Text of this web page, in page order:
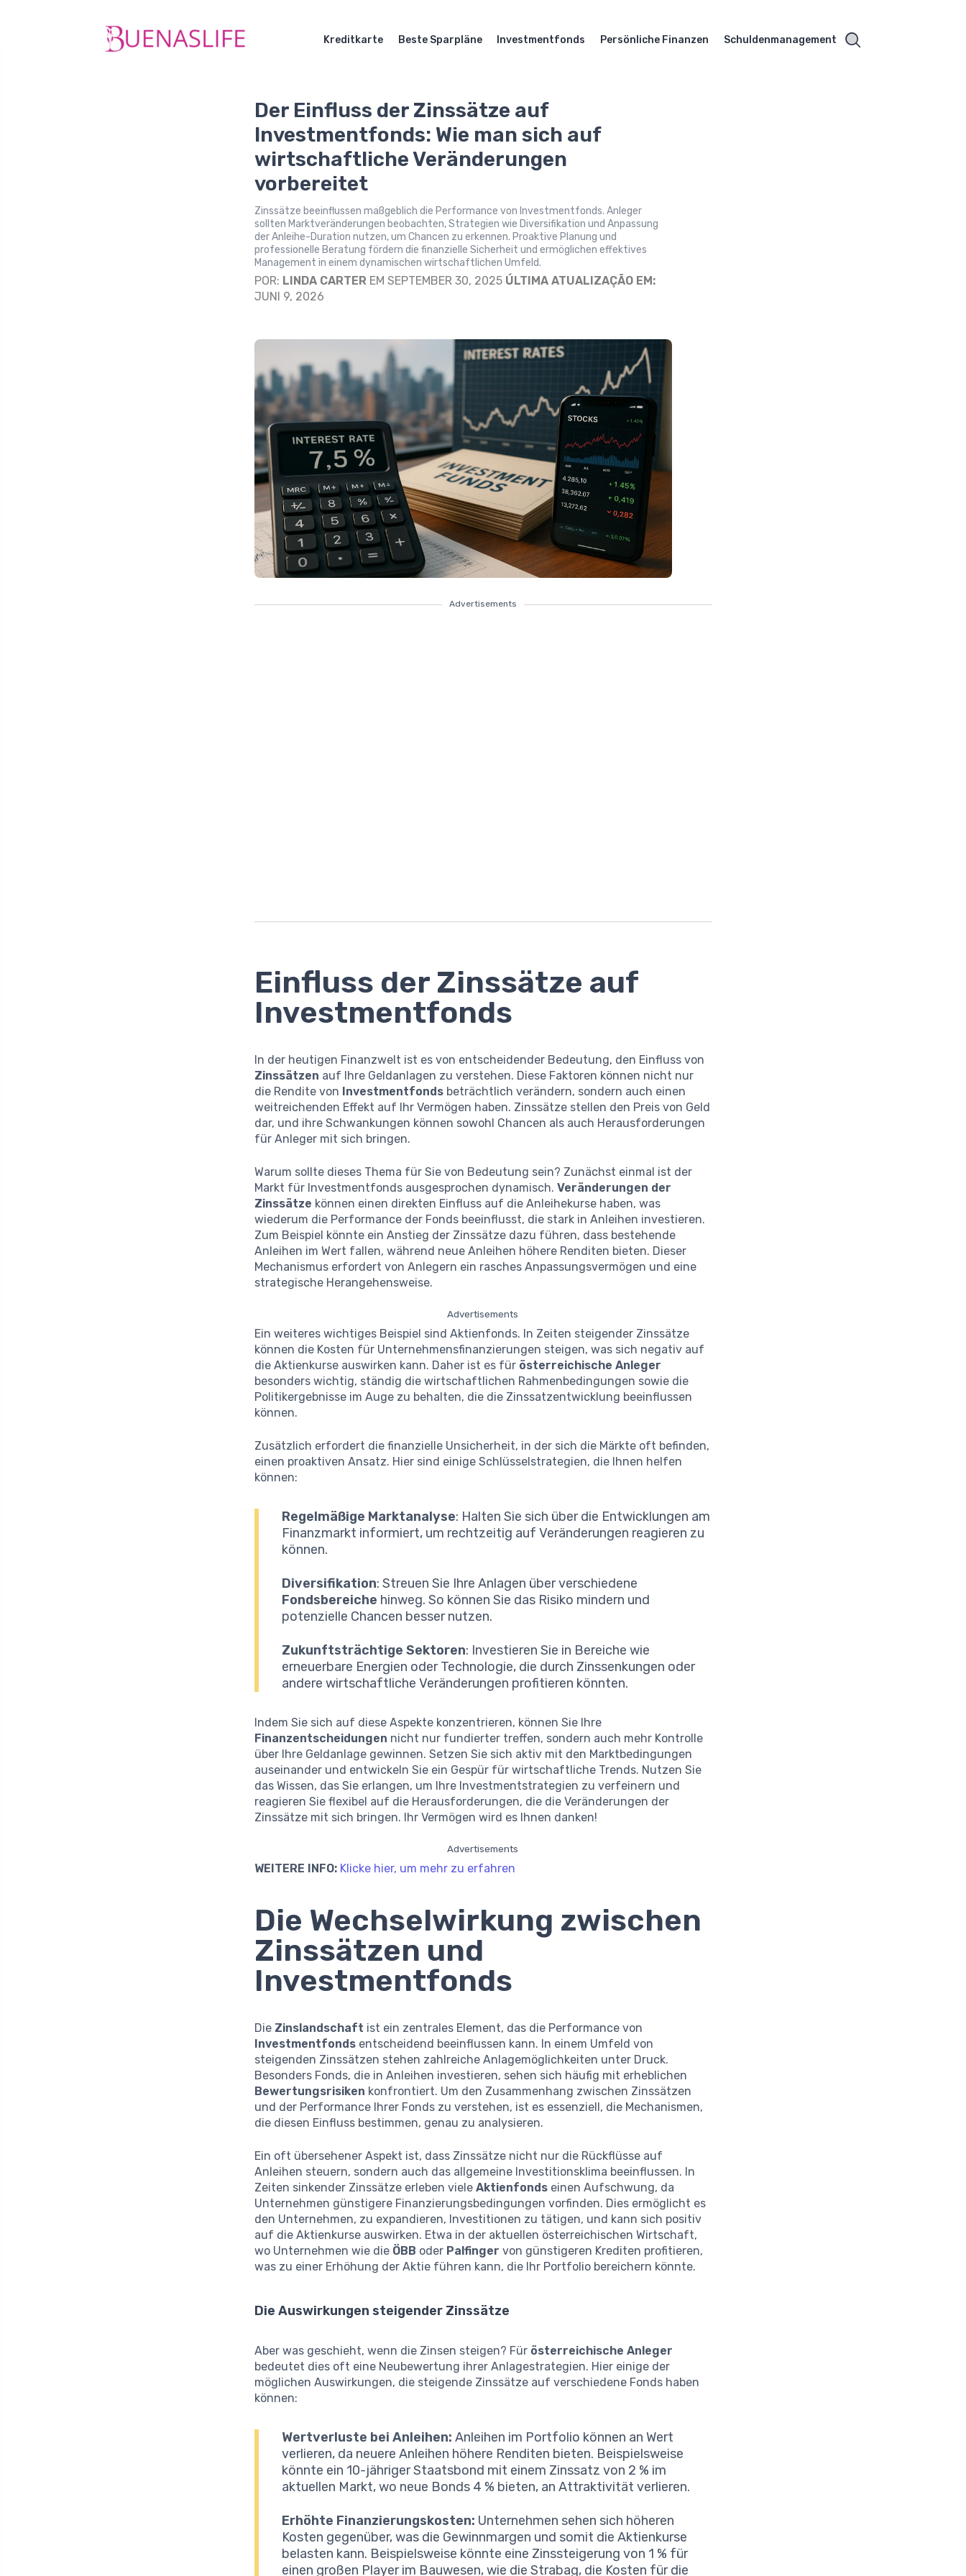
Kreditkarte Beste Sparpläne Investmentfonds Persönliche Finanzen Schuldenmanagement
Der Einfluss der Zinssätze auf
Investmentfonds: Wie man sich auf
wirtschaftliche Veränderungen
vorbereitet
Zinssätze beeinflussen maßgeblich die Performance von Investmentfonds. Anleger
sollten Marktveränderungen beobachten, Strategien wie Diversifikation und Anpassung
der Anleihe-Duration nutzen, um Chancen zu erkennen. Proaktive Planung und
professionelle Beratung fördern die finanzielle Sicherheit und ermöglichen effektives
Management in einem dynamischen wirtschaftlichen Umfeld.
POR: LINDA CARTER EM SEPTEMBER 30, 2025 ÚLTIMA ATUALIZAÇÃO EM:
JUNI 9, 2026
Advertisements
Einfluss der Zinssätze auf
Investmentfonds
In der heutigen Finanzwelt ist es von entscheidender Bedeutung, den Einfluss von
Zinssätzen auf Ihre Geldanlagen zu verstehen. Diese Faktoren können nicht nur
die Rendite von Investmentfonds beträchtlich verändern, sondern auch einen
weitreichenden Effekt auf Ihr Vermögen haben. Zinssätze stellen den Preis von Geld
dar, und ihre Schwankungen können sowohl Chancen als auch Herausforderungen
für Anleger mit sich bringen.
Warum sollte dieses Thema für Sie von Bedeutung sein? Zunächst einmal ist der
Markt für Investmentfonds ausgesprochen dynamisch.Veränderungen der
Zinssätze können einen direkten Einfluss auf die Anleihekurse haben, was
wiederum die Performance der Fonds beeinflusst, die stark in Anleihen investieren.
Zum Beispiel könnte ein Anstieg der Zinssätze dazu führen, dass bestehende
Anleihen im Wert fallen, während neue Anleihen höhere Renditen bieten. Dieser
Mechanismus erfordert von Anlegern ein rasches Anpassungsvermögen und eine
strategische Herangehensweise.
Advertisements
Ein weiteres wichtiges Beispiel sind Aktienfonds. In Zeiten steigender Zinssätze
können die Kosten für Unternehmensfinanzierungen steigen, was sich negativ auf
die Aktienkurse auswirken kann. Daher ist es für österreichische Anleger
besonders wichtig, ständig die wirtschaftlichen Rahmenbedingungen sowie die
Politikergebnisse im Auge zu behalten, die die Zinssatzentwicklung beeinflussen
können.
Zusätzlich erfordert die finanzielle Unsicherheit, in der sich die Märkte oft befinden,
einen proaktiven Ansatz. Hier sind einige Schlüsselstrategien, die Ihnen helfen
können:
Regelmäßige Marktanalyse: Halten Sie sich über die Entwicklungen am
Finanzmarkt informiert, um rechtzeitig auf Veränderungen reagieren zu
können.
Diversifikation: Streuen Sie Ihre Anlagen über verschiedene
Fondsbereiche hinweg. So können Sie das Risiko mindern und
potenzielle Chancen besser nutzen.
Zukunftsträchtige Sektoren: Investieren Sie in Bereiche wie
erneuerbare Energien oder Technologie, die durch Zinssenkungen oder
andere wirtschaftliche Veränderungen profitieren könnten.
Indem Sie sich auf diese Aspekte konzentrieren, können Sie Ihre
Finanzentscheidungen nicht nur fundierter treffen, sondern auch mehr Kontrolle
über Ihre Geldanlage gewinnen. Setzen Sie sich aktiv mit den Marktbedingungen
auseinander und entwickeln Sie ein Gespür für wirtschaftliche Trends. Nutzen Sie
das Wissen, das Sie erlangen, um Ihre Investmentstrategien zu verfeinern und
reagieren Sie flexibel auf die Herausforderungen, die die Veränderungen der
Zinssätze mit sich bringen. Ihr Vermögen wird es Ihnen danken!
Advertisements
WEITERE INFO: Klicke hier, um mehr zu erfahren
Die Wechselwirkung zwischen
Zinssätzen und
Investmentfonds
Die Zinslandschaft ist ein zentrales Element, das die Performance von
Investmentfonds entscheidend beeinflussen kann. In einem Umfeld von
steigenden Zinssätzen stehen zahlreiche Anlagemöglichkeiten unter Druck.
Besonders Fonds, die in Anleihen investieren, sehen sich häufig mit erheblichen
Bewertungsrisiken konfrontiert. Um den Zusammenhang zwischen Zinssätzen
und der Performance Ihrer Fonds zu verstehen, ist es essenziell, die Mechanismen,
die diesen Einfluss bestimmen, genau zu analysieren.
Ein oft übersehener Aspekt ist, dass Zinssätze nicht nur die Rückflüsse auf
Anleihen steuern, sondern auch das allgemeine Investitionsklima beeinflussen. In
Zeiten sinkender Zinssätze erleben vieleAktienfonds einen Aufschwung, da
Unternehmen günstigere Finanzierungsbedingungen vorfinden. Dies ermöglicht es
den Unternehmen, zu expandieren, Investitionen zu tätigen, und kann sich positiv
auf die Aktienkurse auswirken. Etwa in der aktuellen österreichischen Wirtschaft,
wo Unternehmen wie die ÖBB oder Palfinger von günstigeren Krediten profitieren,
was zu einer Erhöhung der Aktie führen kann, die Ihr Portfolio bereichern könnte.
Die Auswirkungen steigender Zinssätze
Aber was geschieht, wenn die Zinsen steigen? Für österreichische Anleger
bedeutet dies oft eine Neubewertung ihrer Anlagestrategien. Hier einige der
möglichen Auswirkungen, die steigende Zinssätze auf verschiedene Fonds haben
können:
Wertverluste bei Anleihen: Anleihen im Portfolio können an Wert
verlieren, da neuere Anleihen höhere Renditen bieten. Beispielsweise
könnte ein 10-jähriger Staatsbond mit einem Zinssatz von 2 % im
aktuellen Markt, wo neue Bonds 4 % bieten, an Attraktivität verlieren.
Erhöhte Finanzierungskosten: Unternehmen sehen sich höheren
Kosten gegenüber, was die Gewinnmargen und somit die Aktienkurse
belasten kann. Beispielsweise könnte eine Zinssteigerung von 1 % für
einen großen Player im Bauwesen, wie die Strabag, die Kosten für die